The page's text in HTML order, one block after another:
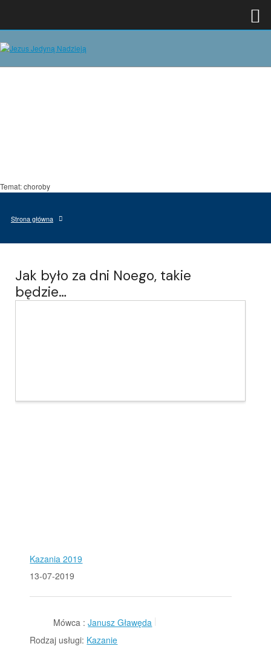
Temat: choroby
Strona główna
Jak było za dni Noego, takie
będzie…
Kazania 2019
13-07-2019
Mówca : Janusz Gławęda
Rodzaj usługi: Kazanie